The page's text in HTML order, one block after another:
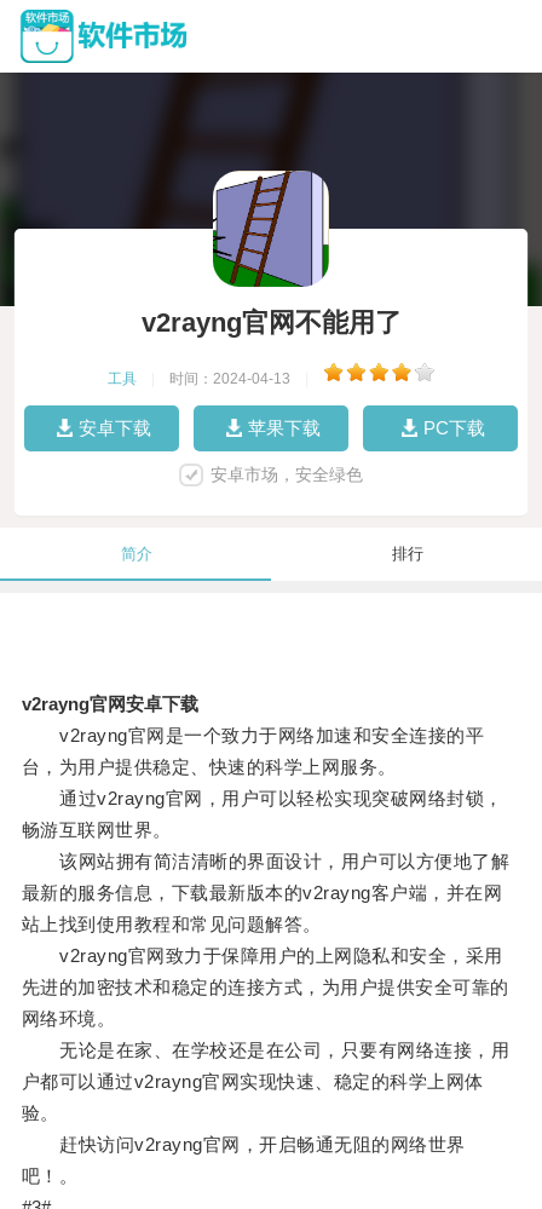
v2rayng官网不能用了
工具 时间：2024-04-13
安卓下载 苹果下载 PC下载
安卓市场，安全绿色
简介 排行
v2rayng官网安卓下载
v2rayng官网是一个致力于网络加速和安全连接的平
台，为用户提供稳定、快速的科学上网服务。
通过v2rayng官网，用户可以轻松实现突破网络封锁，
畅游互联网世界。
该网站拥有简洁清晰的界面设计，用户可以方便地了解
最新的服务信息，下载最新版本的v2rayng客户端，并在网
站上找到使用教程和常见问题解答。
v2rayng官网致力于保障用户的上网隐私和安全，采用
先进的加密技术和稳定的连接方式，为用户提供安全可靠的
网络环境。
无论是在家、在学校还是在公司，只要有网络连接，用
户都可以通过v2rayng官网实现快速、稳定的科学上网体
验。
赶快访问v2rayng官网，开启畅通无阻的网络世界
吧！。